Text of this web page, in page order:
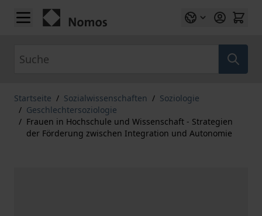
Zum Inhalt springen
Startseite / Sozialwissenschaften / Soziologie
/ Geschlechtersoziologie
/ Frauen in Hochschule und Wissenschaft - Strategien
der Förderung zwischen Integration und Autonomie